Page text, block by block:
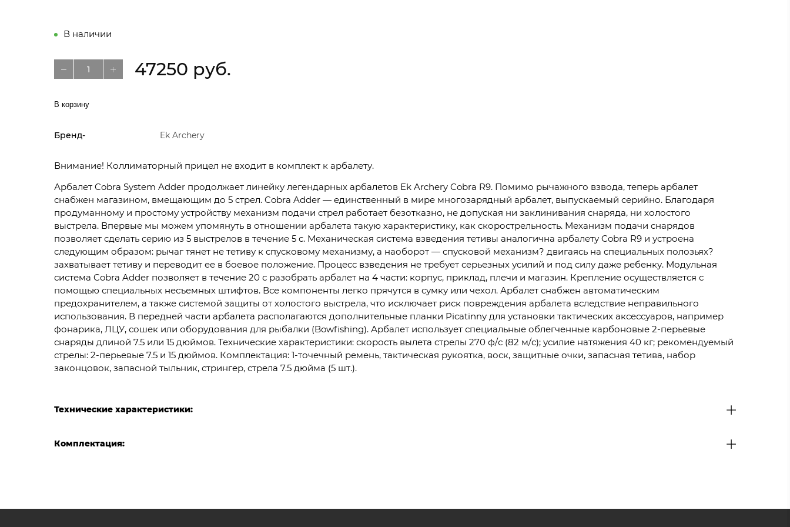
В наличии
47250 руб.
В корзину
Бренд- Ek Archery
Внимание! Коллиматорный прицел не входит в комплект к арбалету.
Арбалет Cobra System Adder продолжает линейку легендарных арбалетов Ek Archery Cobra R9. Помимо рычажного взвода, теперь арбалет
снабжен магазином, вмещающим до 5 стрел. Cobra Adder — единственный в мире многозарядный арбалет, выпускаемый серийно. Благодаря
продуманному и простому устройству механизм подачи стрел работает безотказно, не допуская ни заклинивания снаряда, ни холостого
выстрела. Впервые мы можем упомянуть в отношении арбалета такую характеристику, как скорострельность. Механизм подачи снарядов
позволяет сделать серию из 5 выстрелов в течение 5 с. Механическая система взведения тетивы аналогична арбалету Cobra R9 и устроена
следующим образом: рычаг тянет не тетиву к спусковому механизму, а наоборот — спусковой механизм? двигаясь на специальных полозьях?
захватывает тетиву и переводит ее в боевое положение. Процесс взведения не требует серьезных усилий и под силу даже ребенку. Модульная
система Cobra Adder позволяет в течение 20 с разобрать арбалет на 4 части: корпус, приклад, плечи и магазин. Крепление осуществляется с
помощью специальных несъемных штифтов. Все компоненты легко прячутся в сумку или чехол. Арбалет снабжен автоматическим
предохранителем, а также системой защиты от холостого выстрела, что исключает риск повреждения арбалета вследствие неправильного
использования. В передней части арбалета располагаются дополнительные планки Picatinny для установки тактических аксессуаров, например
фонарика, ЛЦУ, сошек или оборудования для рыбалки (Bowfishing). Арбалет использует специальные облегченные карбоновые 2-перьевые
снаряды длиной 7.5 или 15 дюймов. Технические характеристики: скорость вылета стрелы 270 ф/с (82 м/с); усилие натяжения 40 кг; рекомендуемый
стрелы: 2-перьевые 7.5 и 15 дюймов. Комплектация: 1-точечный ремень, тактическая рукоятка, воск, защитные очки, запасная тетива, набор
законцовок, запасной тыльник, стрингер, стрела 7.5 дюйма (5 шт.).
Технические характеристики:
Комплектация: